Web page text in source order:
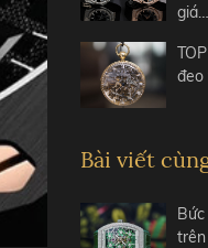
giá…
Bài viết